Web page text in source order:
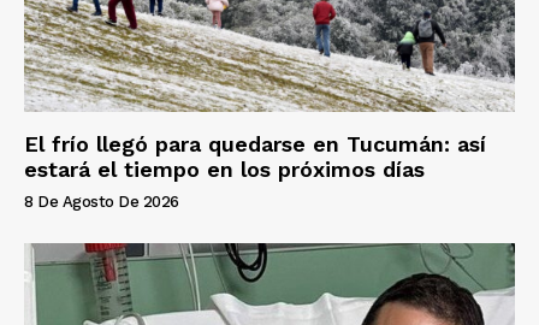
El frío llegó para quedarse en Tucumán: así
estará el tiempo en los próximos días
8 De Agosto De 2026